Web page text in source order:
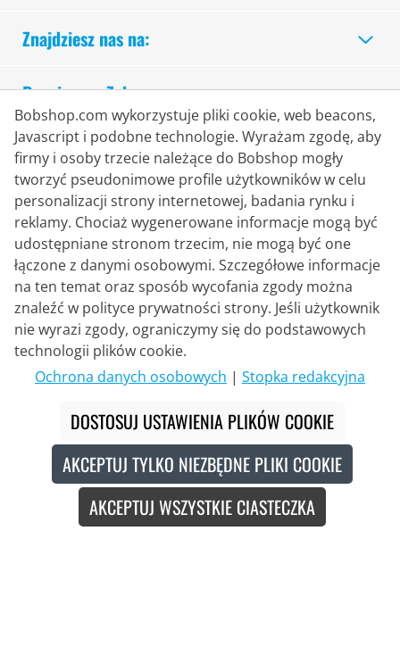
Czat na żywo
Pon. - Pt.: 8:30 - 16:00 (CET)
Whatsapp
Znajdziesz nas na:
Bezpieczne Zakupy
Partner Dostawczy
Bobshop.com wykorzystuje pliki cookie, web beacons,
Javascript i podobne technologie. Wyrażam zgodę, aby
firmy i osoby trzecie należące do Bobshop mogły
tworzyć pseudonimowe profile użytkowników w celu
personalizacji strony internetowej, badania rynku i
reklamy. Chociaż wygenerowane informacje mogą być
udostępniane stronom trzecim, nie mogą być one
łączone z danymi osobowymi. Szczegółowe informacje
na ten temat oraz sposób wycofania zgody można
znaleźć w polityce prywatności strony. Jeśli użytkownik
nie wyrazi zgody, ograniczymy się do podstawowych
technologii plików cookie.
Ochrona danych osobowych | Stopka redakcyjna
DOSTOSUJ USTAWIENIA PLIKÓW COOKIE
AKCEPTUJ TYLKO NIEZBĘDNE PLIKI COOKIE
AKCEPTUJ WSZYSTKIE CIASTECZKA